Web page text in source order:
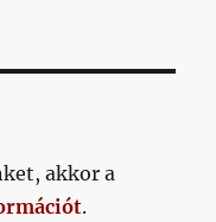
akkor a
.